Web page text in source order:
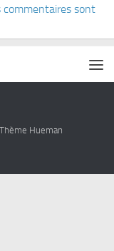
commentaires sont
Thème Hueman